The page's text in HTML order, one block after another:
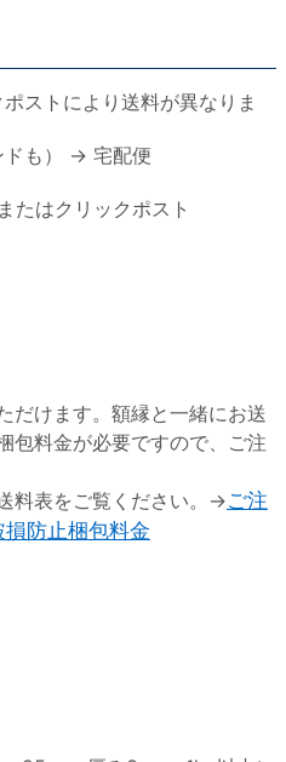
ストにより送料が異なりま
ドも） → 宅配便
はクリックポスト
だけます。額縁と一緒にお送
包料金が必要ですので、ご注
料表をご覧ください。→ご注
防止梱包料金